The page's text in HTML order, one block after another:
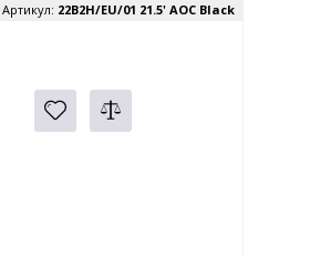
Артикул: 22B2H/EU/01 21.5' AOC Black